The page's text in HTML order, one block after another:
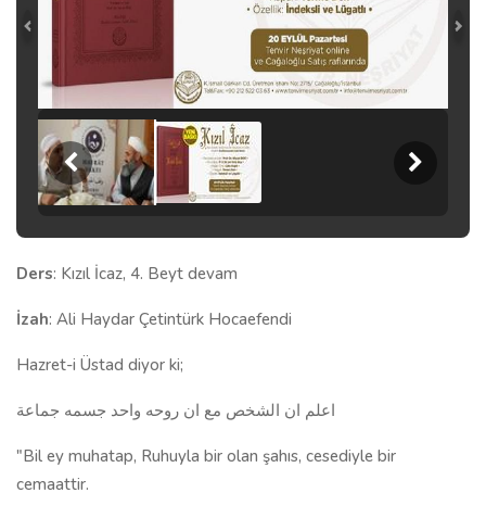
Ders: Kızıl İcaz, 4. Beyt devam
İzah: Ali Haydar Çetintürk Hocaefendi
Hazret-i Üstad diyor ki;
اعلم ان الشخص مع ان روحه واحد جسمه جماعة
"Bil ey muhatap, Ruhuyla bir olan şahıs, cesediyle bir
cemaattir.